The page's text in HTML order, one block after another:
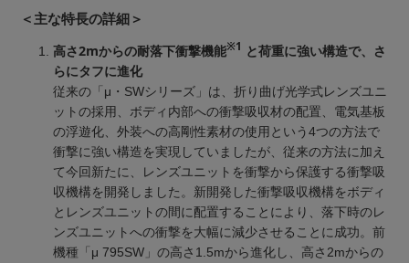
＜主な特長の詳細＞
高さ2mからの耐落下衝撃機能※1 と荷重に強い構造で、さ
らにタフに進化
従来の「μ・SWシリーズ」は、折り曲げ光学式レンズユニ
ットの採用、ボディ内部への衝撃吸収材の配置、電気基板
の浮遊化、外装への高剛性素材の使用という4つの方法で
衝撃に強い構造を実現していましたが、従来の方法に加え
て今回新たに、レンズユニットを衝撃から保護する衝撃吸
収機構を開発しました。新開発した衝撃吸収機構をボディ
とレンズユニットの間に配置することにより、落下時のレ
ンズユニットへの衝撃を大幅に減少させることに成功。前
機種「μ 795SW」の高さ1.5mから進化し、高さ2mからの